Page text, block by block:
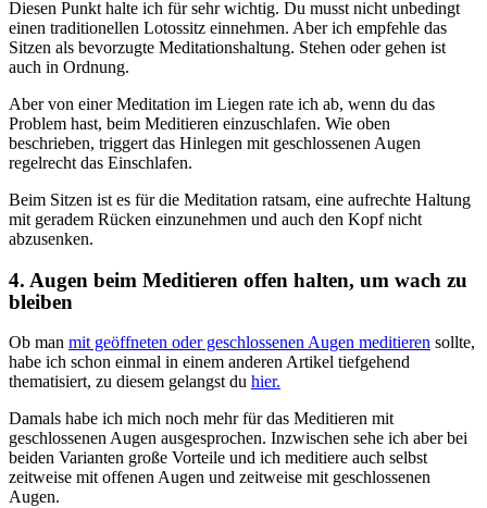
Diesen Punkt halte ich für sehr wichtig. Du musst nicht unbedingt
einen traditionellen Lotossitz einnehmen. Aber ich empfehle das
Sitzen als bevorzugte Meditationshaltung. Stehen oder gehen ist
auch in Ordnung.
Aber von einer Meditation im Liegen rate ich ab, wenn du das
Problem hast, beim Meditieren einzuschlafen. Wie oben
beschrieben, triggert das Hinlegen mit geschlossenen Augen
regelrecht das Einschlafen.
Beim Sitzen ist es für die Meditation ratsam, eine aufrechte Haltung
mit geradem Rücken einzunehmen und auch den Kopf nicht
abzusenken.
4. Augen beim Meditieren offen halten, um wach zu
bleiben
Ob man mit geöffneten oder geschlossenen Augen meditieren sollte,
habe ich schon einmal in einem anderen Artikel tiefgehend
thematisiert, zu diesem gelangst du hier.
Damals habe ich mich noch mehr für das Meditieren mit
geschlossenen Augen ausgesprochen. Inzwischen sehe ich aber bei
beiden Varianten große Vorteile und ich meditiere auch selbst
zeitweise mit offenen Augen und zeitweise mit geschlossenen
Augen.